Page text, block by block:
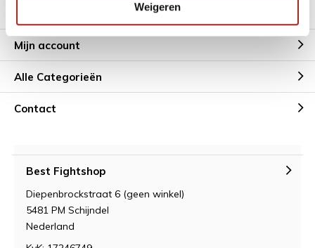
Weigeren
Mijn account
Alle Categorieën
Contact
Best Fightshop
Diepenbrockstraat 6 (geen winkel)
5481 PM Schijndel
Nederland